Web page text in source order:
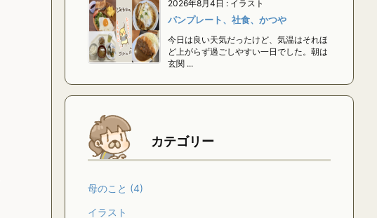
2026年8月4日 : イラスト
パンプレート、社食、かつや
今日は良い天気だったけど、気温はそれほ
ど上がらず過ごしやすい一日でした。朝は
玄関 ...
カテゴリー
母のこと (4)
イラスト